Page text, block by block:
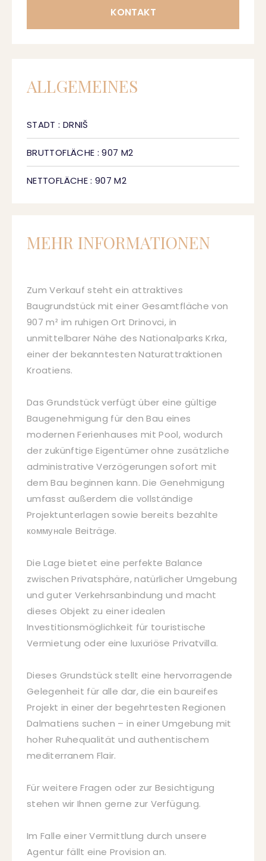
KONTAKT
ALLGEMEINES
STADT : DRNIŠ
BRUTTOFLÄCHE : 907 M2
NETTOFLÄCHE : 907 M2
MEHR INFORMATIONEN
Zum Verkauf steht ein attraktives
Baugrundstück mit einer Gesamtfläche von
907 m² im ruhigen Ort Drinovci, in
unmittelbarer Nähe des Nationalparks Krka,
einer der bekanntesten Naturattraktionen
Kroatiens.
Das Grundstück verfügt über eine gültige
Baugenehmigung für den Bau eines
modernen Ferienhauses mit Pool, wodurch
der zukünftige Eigentümer ohne zusätzliche
administrative Verzögerungen sofort mit
dem Bau beginnen kann. Die Genehmigung
umfasst außerdem die vollständige
Projektunterlagen sowie bereits bezahlte
коммунale Beiträge.
Die Lage bietet eine perfekte Balance
zwischen Privatsphäre, natürlicher Umgebung
und guter Verkehrsanbindung und macht
dieses Objekt zu einer idealen
Investitionsmöglichkeit für touristische
Vermietung oder eine luxuriöse Privatvilla.
Dieses Grundstück stellt eine hervorragende
Gelegenheit für alle dar, die ein baureifes
Projekt in einer der begehrtesten Regionen
Dalmatiens suchen – in einer Umgebung mit
hoher Ruhequalität und authentischem
mediterranem Flair.
Für weitere Fragen oder zur Besichtigung
stehen wir Ihnen gerne zur Verfügung.
Im Falle einer Vermittlung durch unsere
Agentur fällt eine Provision an.